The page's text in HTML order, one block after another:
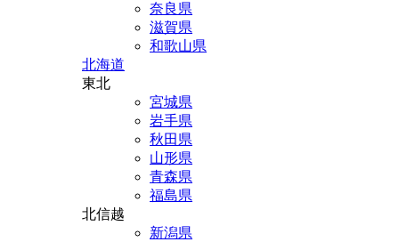
奈良県
滋賀県
和歌山県
北海道
東北
宮城県
岩手県
秋田県
山形県
青森県
福島県
北信越
新潟県